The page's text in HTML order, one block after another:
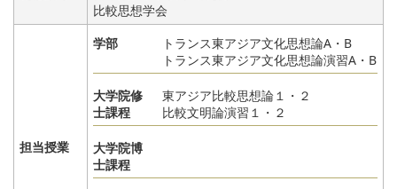
比較思想学会
担当授業
学部
トランス東アジア文化思想論A・B
トランス東アジア文化思想論演習A・B
大学院修
士課程
東アジア比較思想論１・２
比較文明論演習１・２
大学院博
士課程